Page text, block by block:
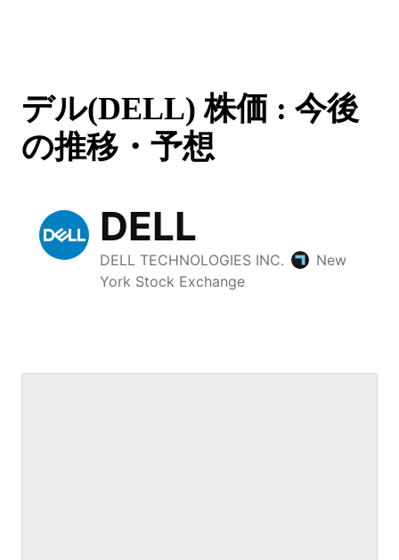
デル(DELL) 株価 : 今後
の推移・予想